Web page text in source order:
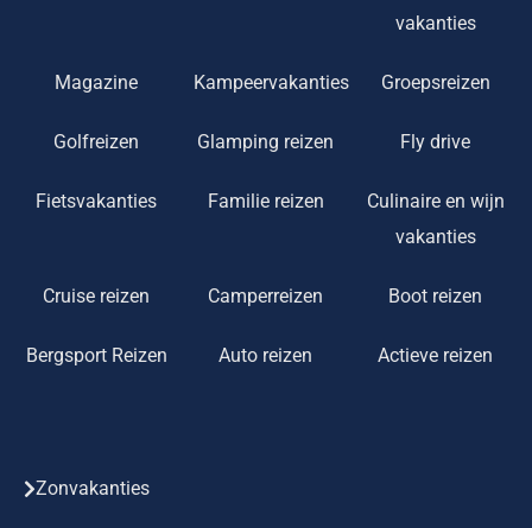
vakanties
Magazine Kampeervakanties Groepsreizen
Golfreizen Glamping reizen Fly drive
Fietsvakanties Familie reizen
Culinaire en wijn
vakanties
Cruise reizen Camperreizen Boot reizen
Bergsport Reizen Auto reizen Actieve reizen
Zonvakanties